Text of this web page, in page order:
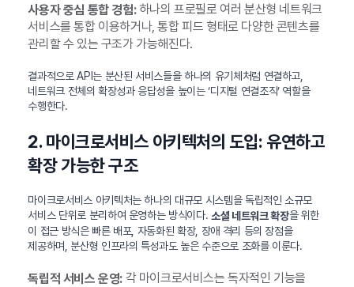
사용자 중심 통합 경험:하나의 프로필로 여러 분산형 네트워크
서비스를 통합 이용하거나, 통합 피드 형태로 다양한 콘텐츠를
관리할 수 있는 구조가 가능해진다.
결과적으로 API는 분산된 서비스들을 하나의 유기체처럼 연결하고,
네트워크 전체의 확장성과 응답성을 높이는 ‘디지털 연결조직’ 역할을
수행한다.
2. 마이크로서비스 아키텍처의 도입: 유연하고
확장 가능한 구조
마이크로서비스 아키텍처는 하나의 대규모 시스템을 독립적인 소규모
서비스 단위로 분리하여 운영하는 방식이다. 소셜 네트워크 확장을 위한
이 접근 방식은 빠른 배포, 자동화된 확장, 장애 격리 등의 장점을
제공하며, 분산형 인프라의 특성과도 높은 수준으로 조화를 이룬다.
독립적 서비스 운영:각 마이크로서비스는 독자적인 기능을